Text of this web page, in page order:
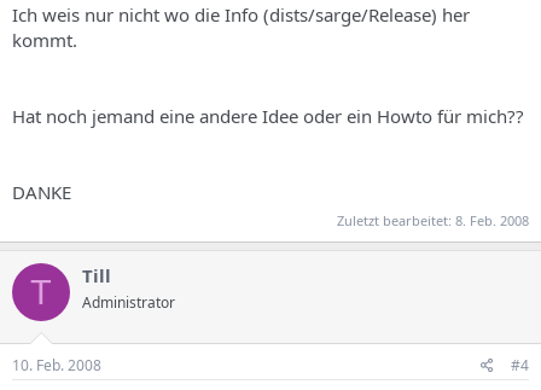
Ich weis nur nicht wo die Info (dists/sarge/Release) her
kommt.
Hat noch jemand eine andere Idee oder ein Howto für mich??
DANKE
Zuletzt bearbeitet: 8. Feb. 2008
T Till
Administrator
10. Feb. 2008 #4